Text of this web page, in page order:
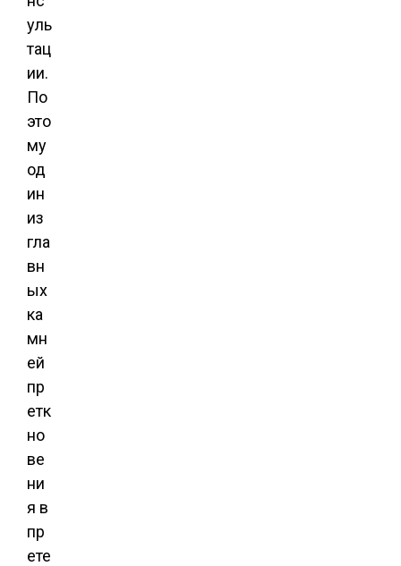
уль
тац
ии.
По
это
му
од
ин
из
гла
вн
ых
ка
мн
ей
пр
етк
но
ве
ни
я в
пр
ете